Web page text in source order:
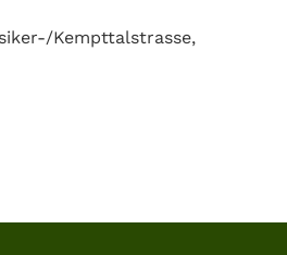
Kempttalstrasse,